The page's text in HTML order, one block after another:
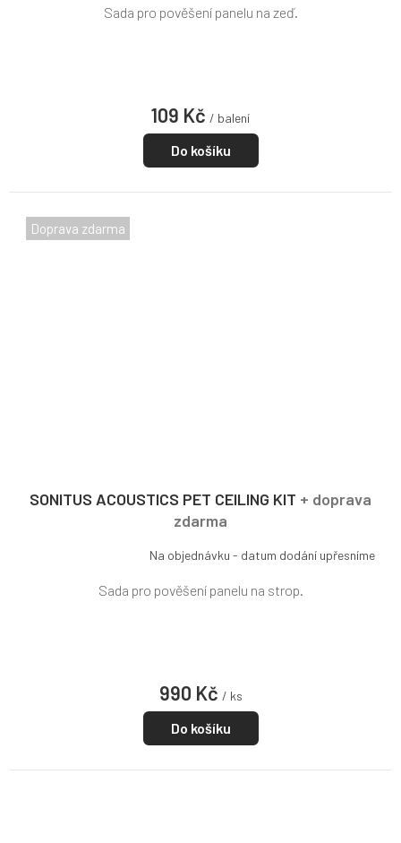
109 Kč / balení
Do košíku
Sada pro pověšení panelu na zeď.
Doprava zdarma
SONITUS ACOUSTICS PET CEILING KIT + doprava
zdarma
Na objednávku - datum dodání upřesníme
990 Kč / ks
Do košíku
Sada pro pověšení panelu na strop.